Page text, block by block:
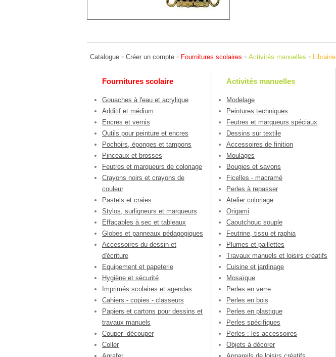
Catalogue - Créer un compte - Fournitures scolaires - Activités manuelles - Librairie
Fournitures scolaire
Gouaches à l'eau et acrylique
Additif et médium
Encres et vernis
Outils pour peinture et encres
Pochoirs, éponges et tampons
Pinceaux et brosses
Feutres et marqueurs de coloriage
Crayons noirs et crayons de
couleur
Pastels et craies
Stylos, surligneurs et marqueurs
Effaçables à sec et tableaux
Globes et panneaux pédagogiques
Accessoires du dessin et
d'écriture
Equipement et papeterie
Hygiène et sécurité
Imprimés scolaires et agendas
Cahiers - copies - classeurs
Papiers et cartons pour dessins et
travaux manuels
Couper -découper
Coller
Activités manuelles
Modelage
Peintures techniques
Feutres et marqueurs spéciaux
Dessins sur textile
Accessoires de finition
Moulages
Bougies et savons
Ficelles - macramé
Perles à repasser
Atelier coloriage
Origami
Caoutchouc souple
Feutrine, tissu et raphia
Plumes et paillettes
Travaux manuels et loisirs créatifs
Cuisine et jardinage
Mosaïque
Perles en verre
Perles en bois
Perles en plastique
Perles spécifiques
Perles : les accessoires
Objets à décorer